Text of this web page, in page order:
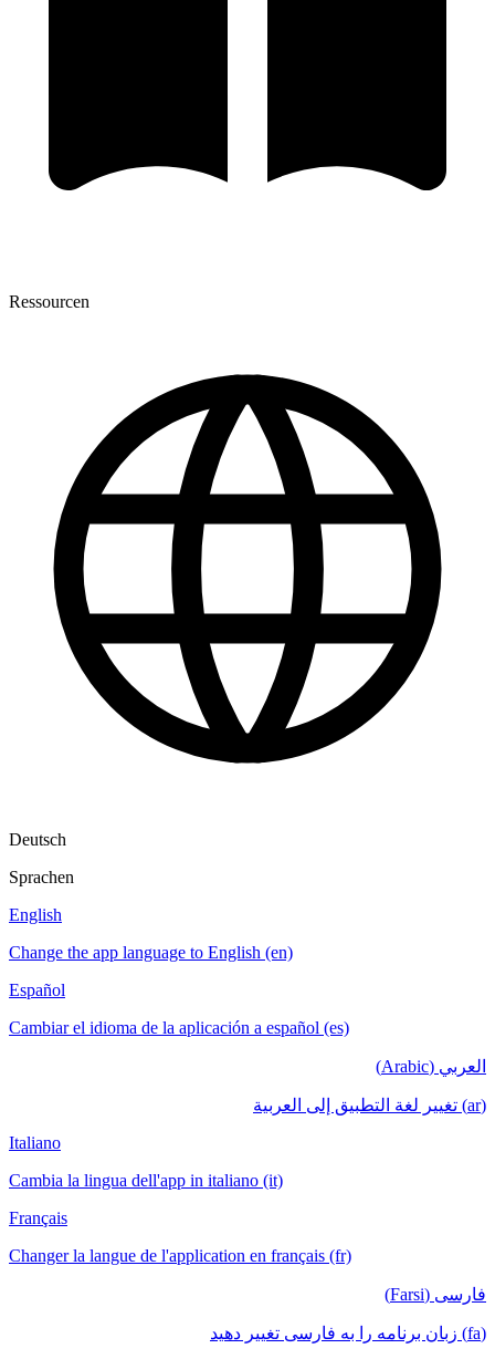
Ressourcen
Deutsch
Sprachen
English
Change the app language to English (en)
Español
Cambiar el idioma de la aplicación a español (es)
العربي (Arabic)
(ar) تغيير لغة التطبيق إلى العربية
Italiano
Cambia la lingua dell'app in italiano (it)
Français
Changer la langue de l'application en français (fr)
فارسی (Farsi)
(fa) زبان برنامه را به فارسی تغییر دهید